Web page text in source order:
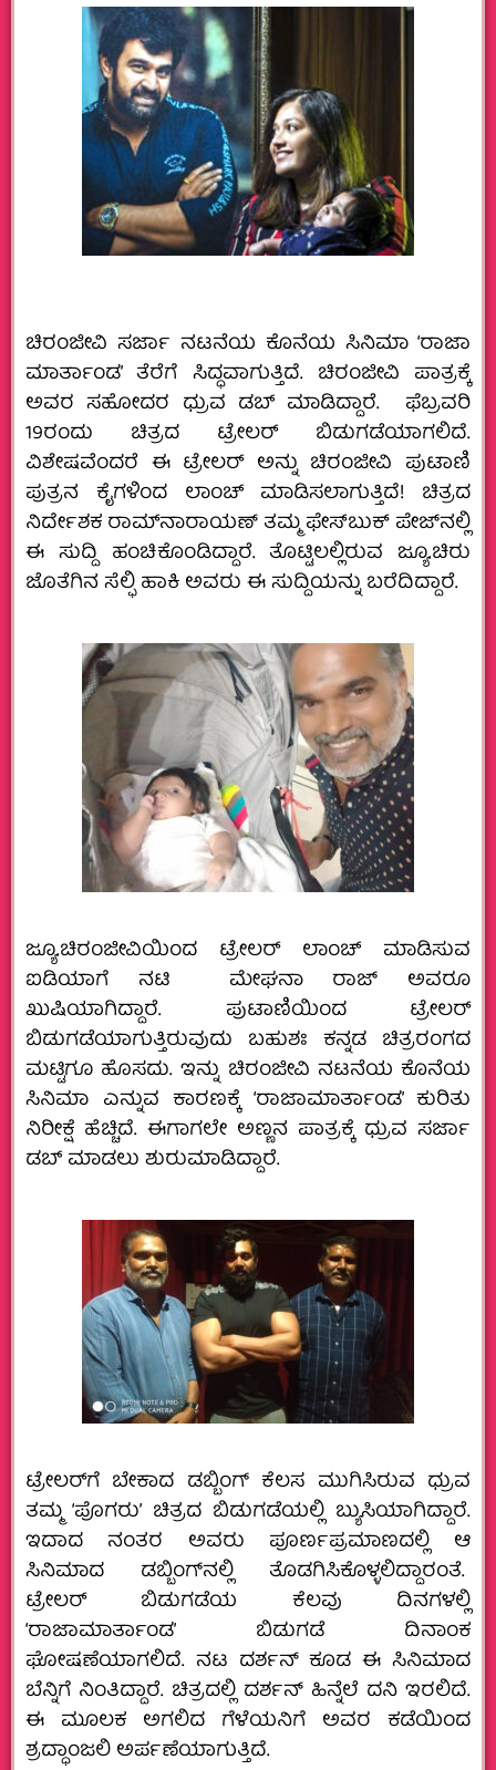
ಚಿರಂಜೀವಿ ಸರ್ಜಾ ನಟನೆಯ ಕೊನೆಯ ಸಿನಿಮಾ ‘ರಾಜಾ
ಮಾರ್ತಾಂಡ’ ತೆರೆಗೆ ಸಿದ್ಧವಾಗುತ್ತಿದೆ. ಚಿರಂಜೀವಿ ಪಾತ್ರಕ್ಕೆ
ಅವರ ಸಹೋದರ ಧ್ರುವ ಡಬ್‌ ಮಾಡಿದ್ದಾರೆ. ಫೆಬ್ರವರಿ
19ರಂದು ಚಿತ್ರದ ಟ್ರೇಲರ್ ಬಿಡುಗಡೆಯಾಗಲಿದೆ.
ವಿಶೇಷವೆಂದರೆ ಈ ಟ್ರೇಲರ್‌ ಅನ್ನು ಚಿರಂಜೀವಿ ಪುಟಾಣಿ
ಪುತ್ರನ ಕೈಗಳಿಂದ ಲಾಂಚ್‌ ಮಾಡಿಸಲಾಗುತ್ತಿದೆ! ಚಿತ್ರದ
ನಿರ್ದೇಶಕ ರಾಮ್‌ನಾರಾಯಣ್‌ ತಮ್ಮ ಫೇಸ್‌ಬುಕ್‌ ಪೇಜ್‌ನಲ್ಲಿ
ಈ ಸುದ್ದಿ ಹಂಚಿಕೊಂಡಿದ್ದಾರೆ. ತೊಟ್ಟಿಲಲ್ಲಿರುವ ಜ್ಯೂ.ಚಿರು
ಜೊತೆಗಿನ ಸೆಲ್ಫಿ ಹಾಕಿ ಅವರು ಈ ಸುದ್ದಿಯನ್ನು ಬರೆದಿದ್ದಾರೆ.
ಜ್ಯೂ.ಚಿರಂಜೀವಿಯಿಂದ ‌ಟ್ರೇಲರ್ ಲಾಂಚ್ ಮಾಡಿಸುವ
ಐಡಿಯಾಗೆ ನಟಿ ಮೇಘನಾ ರಾಜ್‌ ಅವರೂ
ಖುಷಿಯಾಗಿದ್ದಾರೆ. ಪುಟಾಣಿಯಿಂದ ಟ್ರೇಲರ್
ಬಿಡುಗಡೆಯಾಗುತ್ತಿರುವುದು ಬಹುಶಃ ಕನ್ನಡ ಚಿತ್ರರಂಗದ
ಮಟ್ಟಿಗೂ ಹೊಸದು. ಇನ್ನು ಚಿರಂಜೀವಿ ನಟನೆಯ ಕೊನೆಯ
ಸಿನಿಮಾ ಎನ್ನುವ ಕಾರಣಕ್ಕೆ ‘ರಾಜಾಮಾರ್ತಾಂಡ’ ಕುರಿತು
ನಿರೀಕ್ಷೆ ಹೆಚ್ಚಿದೆ. ಈಗಾಗಲೇ ಅಣ್ಣನ ಪಾತ್ರಕ್ಕೆ ಧ್ರುವ ಸರ್ಜಾ
ಡಬ್ ಮಾಡಲು ಶುರುಮಾಡಿದ್ದಾರೆ.
ಟ್ರೇಲರ್‌ಗೆ ಬೇಕಾದ ಡಬ್ಬಿಂಗ್ ಕೆಲಸ ಮುಗಿಸಿರುವ ಧ್ರುವ
ತಮ್ಮ ‘ಪೊಗರು’ ಚಿತ್ರದ ಬಿಡುಗಡೆಯಲ್ಲಿ ಬ್ಯುಸಿಯಾಗಿದ್ದಾರೆ.
ಇದಾದ ನಂತರ ಅವರು ಪೂರ್ಣಪ್ರಮಾಣದಲ್ಲಿ ಆ
ಸಿನಿಮಾದ ಡಬ್ಬಿಂಗ್‌ನಲ್ಲಿ ತೊಡಗಿಸಿಕೊಳ್ಳಲಿದ್ದಾರಂತೆ.
ಟ್ರೇಲರ್ ಬಿಡುಗಡೆಯ ಕೆಲವು ದಿನಗಳಲ್ಲಿ
‘ರಾಜಾಮಾರ್ತಾಂಡ’ ಬಿಡುಗಡೆ ದಿನಾಂಕ
ಘೋಷಣೆಯಾಗಲಿದೆ. ನಟ ದರ್ಶನ್‌ ಕೂಡ ಈ ಸಿನಿಮಾದ
ಬೆನ್ನಿಗೆ ನಿಂತಿದ್ದಾರೆ. ಚಿತ್ರದಲ್ಲಿ ದರ್ಶನ್ ಹಿನ್ನೆಲೆ ದನಿ ಇರಲಿದೆ.
ಈ ಮೂಲಕ ಅಗಲಿದ ಗೆಳೆಯನಿಗೆ ಅವರ ಕಡೆಯಿಂದ
ಶ್ರ‌ದ್ಧಾಂಜಲಿ ಅರ್ಪಣೆಯಾಗುತ್ತಿದೆ.